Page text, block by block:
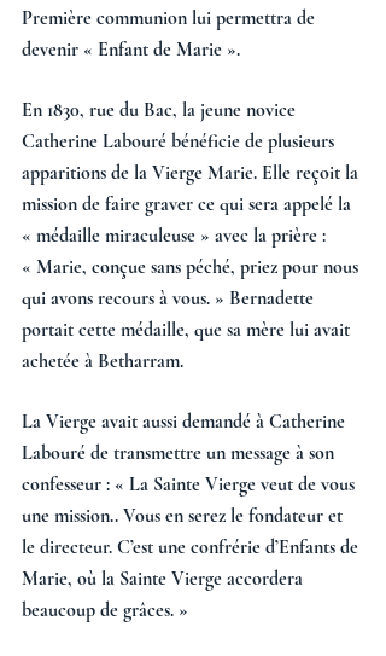
Première communion lui permettra de
devenir « Enfant de Marie ».
En 1830, rue du Bac, la jeune novice
Catherine Labouré bénéficie de plusieurs
apparitions de la Vierge Marie. Elle reçoit la
mission de faire graver ce qui sera appelé la
« médaille miraculeuse » avec la prière :
« Marie, conçue sans péché, priez pour nous
qui avons recours à vous. » Bernadette
portait cette médaille, que sa mère lui avait
achetée à Betharram.
La Vierge avait aussi demandé à Catherine
Labouré de transmettre un message à son
confesseur : « La Sainte Vierge veut de vous
une mission.. Vous en serez le fondateur et
le directeur. C’est une confrérie d’Enfants de
Marie, où la Sainte Vierge accordera
beaucoup de grâces. »